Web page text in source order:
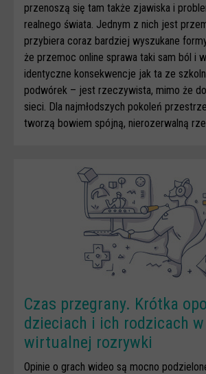
przenoszą się tam także zjawiska i
realnego świata. Jednym z nich jest
przybiera coraz bardziej wyszukane
że przemoc online sprawa taki sam ból i
identyczne konsekwencje jak ta ze
podwórek – jest rzeczywista, mimo że
sieci. Dla najmłodszych pokoleń
tworzą bowiem spójną, nierozerwalną
Czas przegrany. Krótka
dzieciach i ich rodzicach
wirtualnej rozrywki
​Opinie o grach wideo są mocno
Gra planszowa o cyberhigienie "Digital
Kalambury z cyberhigieny "Cybermaster"
Kontakt
Dane teleadresowe
Dołącz do newslettera